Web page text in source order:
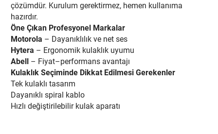
çözümdür. Kurulum gerektirmez, hemen kullanıma
hazırdır.
Öne Çıkan Profesyonel Markalar
Motorola – Dayanıklılık ve net ses
Hytera – Ergonomik kulaklık uyumu
Abell – Fiyat–performans avantajı
Kulaklık Seçiminde Dikkat Edilmesi Gerekenler
Tek kulaklı tasarım
Dayanıklı spiral kablo
Hızlı değiştirilebilir kulak aparatı